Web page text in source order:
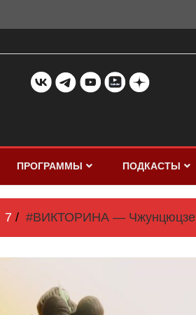
ПРОГРАММЫ ПОДКАСТЫ
7 #ВИКТОРИНА — Чжунцюцзе